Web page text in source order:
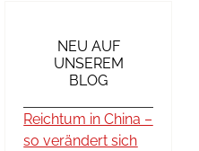
NEU AUF
UNSEREM
BLOG
Reichtum in China –
so verändert sich